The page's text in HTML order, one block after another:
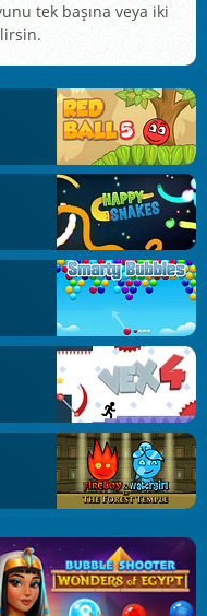
tek başına veya iki